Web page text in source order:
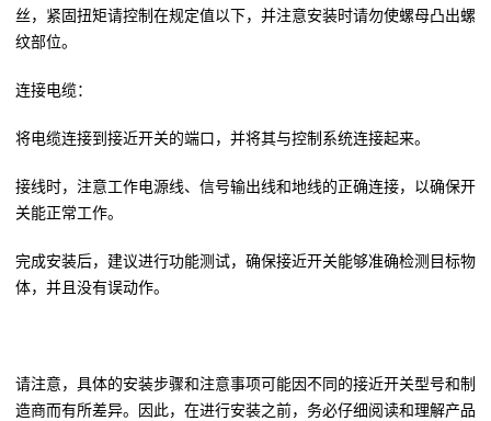
丝，紧固扭矩请控制在规定值以下，并注意安装时请勿使螺母凸出螺
纹部位。
连接电缆：
将电缆连接到接近开关的端口，并将其与控制系统连接起来。
接线时，注意工作电源线、信号输出线和地线的正确连接，以确保开
关能正常工作。
完成安装后，建议进行功能测试，确保接近开关能够准确检测目标物
体，并且没有误动作。
请注意，具体的安装步骤和注意事项可能因不同的接近开关型号和制
造商而有所差异。因此，在进行安装之前，务必仔细阅读和理解产品